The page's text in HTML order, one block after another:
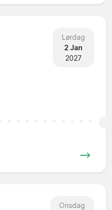
Lørdag
2 Jan
2027
Onsdag